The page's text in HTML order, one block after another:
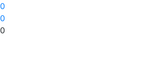
0
0
0